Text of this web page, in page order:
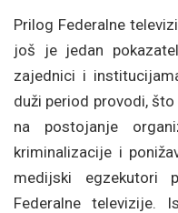
Prilog Federalne
još je jedan
zajednici i
duži period provodi,
na postojanje
kriminalizacije i
medijski egzekutori
Federalne televizije.